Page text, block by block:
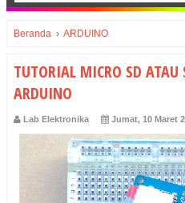
Beranda › ARDUINO
TUTORIAL MICRO SD ATAU
ARDUINO
Lab Elektronika Jumat, 10 Maret